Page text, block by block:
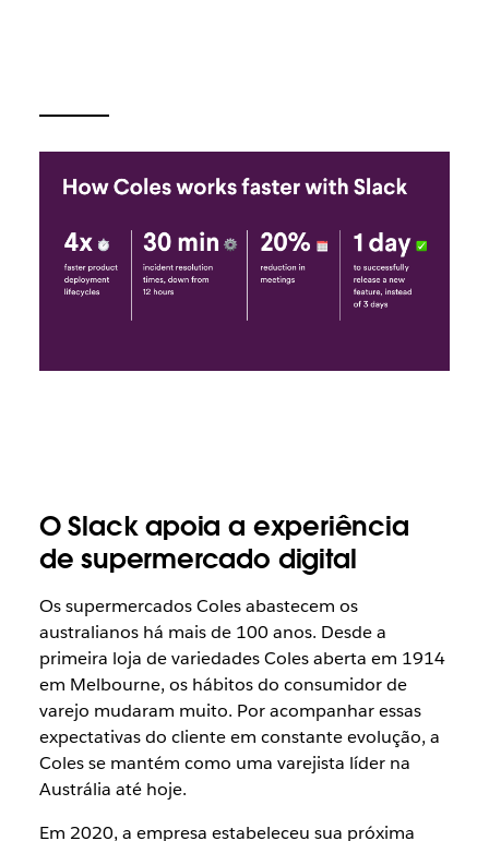
O Slack apoia a experiência
de supermercado digital
Os supermercados Coles abastecem os
australianos há mais de 100 anos. Desde a
primeira loja de variedades Coles aberta em 1914
em Melbourne, os hábitos do consumidor de
varejo mudaram muito. Por acompanhar essas
expectativas do cliente em constante evolução, a
Coles se mantém como uma varejista líder na
Austrália até hoje.
Em 2020, a empresa estabeleceu sua próxima